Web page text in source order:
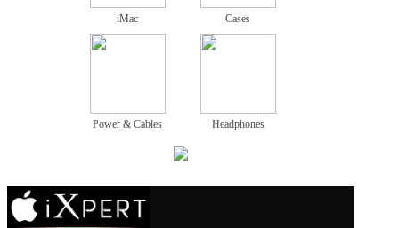
iMac Cases
Power & Cables Headphones